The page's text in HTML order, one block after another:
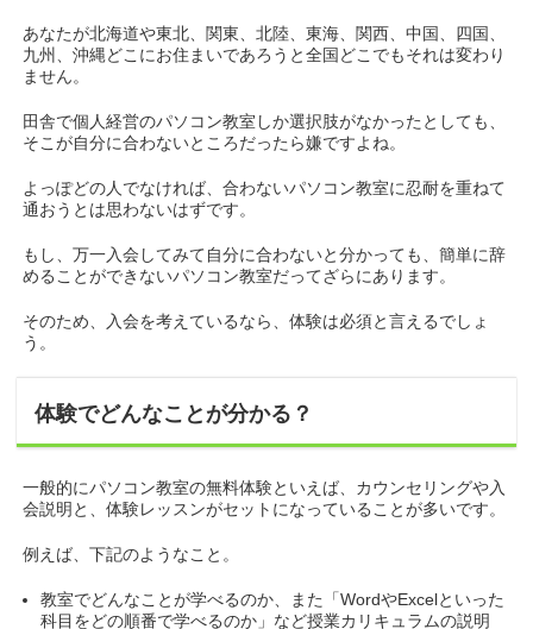
あなたが北海道や東北、関東、北陸、東海、関西、中国、四国、
九州、沖縄どこにお住まいであろうと全国どこでもそれは変わり
ません。
田舎で個人経営のパソコン教室しか選択肢がなかったとしても、
そこが自分に合わないところだったら嫌ですよね。
よっぽどの人でなければ、合わないパソコン教室に忍耐を重ねて
通おうとは思わないはずです。
もし、万一入会してみて自分に合わないと分かっても、簡単に辞
めることができないパソコン教室だってざらにあります。
そのため、入会を考えているなら、体験は必須と言えるでしょ
う。
体験でどんなことが分かる？
一般的にパソコン教室の無料体験といえば、カウンセリングや入
会説明と、体験レッスンがセットになっていることが多いです。
例えば、下記のようなこと。
教室でどんなことが学べるのか、また「WordやExcelといった
科目をどの順番で学べるのか」など授業カリキュラムの説明